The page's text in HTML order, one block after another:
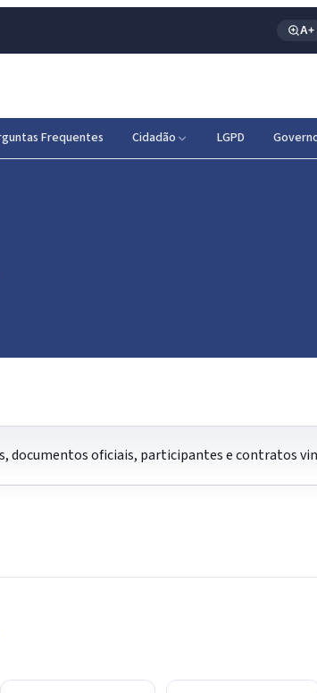
A+
Frequentes Cidadão LGPD
documentos oficiais, participantes e contratos